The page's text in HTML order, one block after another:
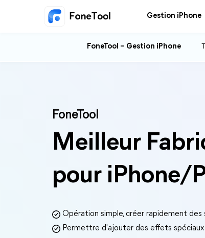
Gestion iPhone
FoneTool – Gestion iPhone
FoneTool
Meilleur
pour iPhone/
Opération simple, créer rapidement des
Permettre d'ajouter des effets spéciaux